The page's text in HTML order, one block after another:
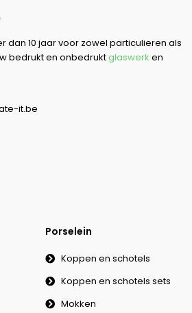
dan 10 jaar voor zowel particulieren als
bedrukt en onbedruktglaswerk en
it.be
Porselein
Koppen en schotels
Koppen en schotels sets
Mokken